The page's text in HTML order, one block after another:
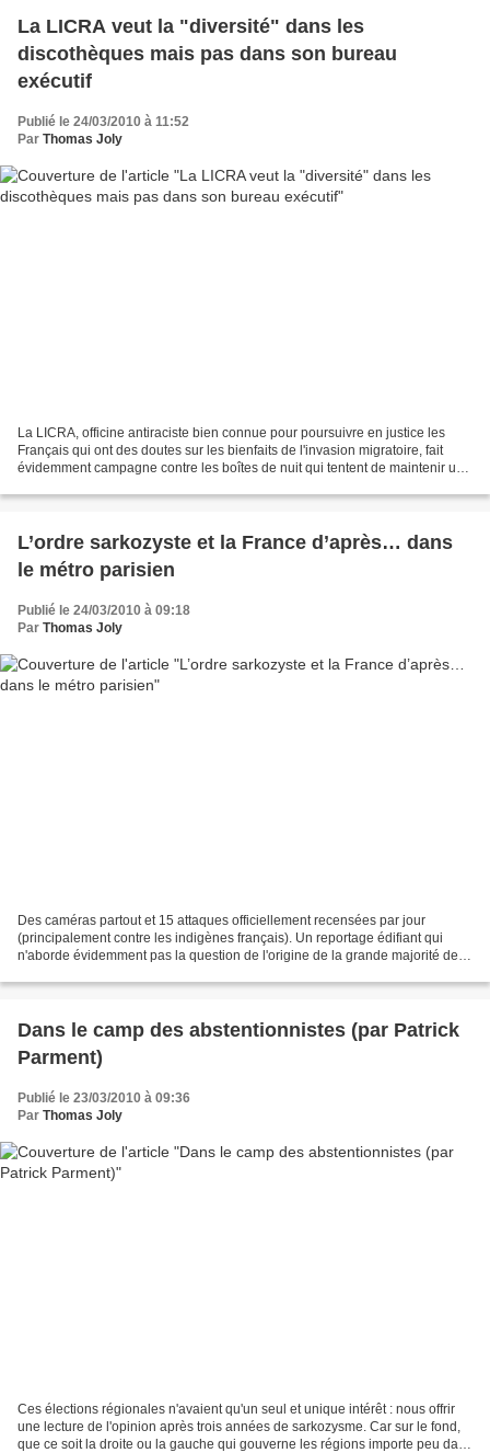
La LICRA veut la "diversité" dans les
discothèques mais pas dans son bureau
exécutif
Publié le 24/03/2010 à 11:52
Par Thomas Joly
La LICRA, officine antiraciste bien connue pour poursuivre en justice les
Français qui ont des doutes sur les bienfaits de l'invasion migratoire, fait
évidemment campagne contre les boîtes de nuit qui tentent de maintenir une
L’ordre sarkozyste et la France d’après… dans
le métro parisien
Publié le 24/03/2010 à 09:18
Par Thomas Joly
Des caméras partout et 15 attaques officiellement recensées par jour
(principalement contre les indigènes français). Un reportage édifiant qui
n'aborde évidemment pas la question de l'origine de la grande majorité des
Dans le camp des abstentionnistes (par Patrick
Parment)
Publié le 23/03/2010 à 09:36
Par Thomas Joly
Ces élections régionales n'avaient qu'un seul et unique intérêt : nous offrir
une lecture de l'opinion après trois années de sarkozysme. Car sur le fond,
que ce soit la droite ou la gauche qui gouverne les régions importe peu dans